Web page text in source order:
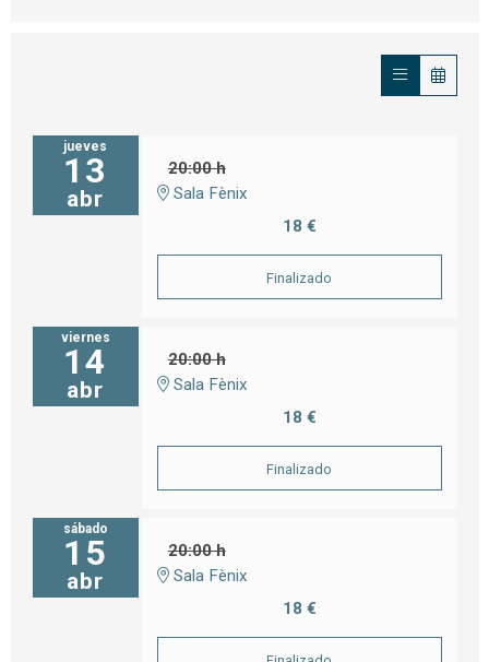
jueves
13
abr
20:00 h
Sala Fènix
18 €
Finalizado
viernes
14
abr
20:00 h
Sala Fènix
18 €
Finalizado
sábado
15
abr
20:00 h
Sala Fènix
18 €